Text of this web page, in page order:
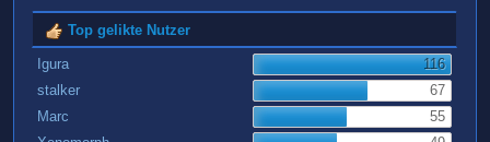
Top gelikte Nutzer
Igura
116
stalker
67
Marc
55